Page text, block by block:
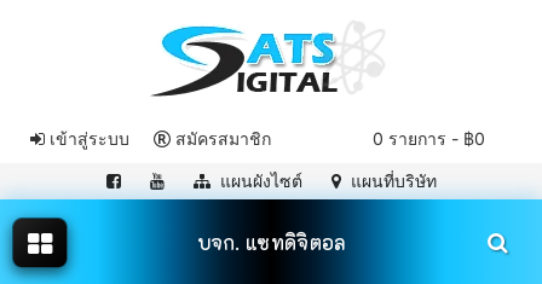
0 รายการ - ฿0
เข้าสู่ระบบ สมัครสมาชิก
แผนผังไซต์ แผนที่บริษัท
บจก. แซทดิจิตอล